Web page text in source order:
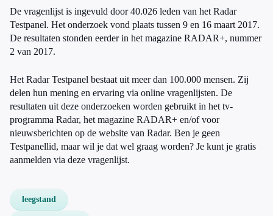
De vragenlijst is ingevuld door 40.026 leden van het Radar
Testpanel. Het onderzoek vond plaats tussen 9 en 16 maart 2017.
De resultaten stonden eerder in het magazine RADAR+, nummer
2 van 2017.
Het Radar Testpanel bestaat uit meer dan 100.000 mensen. Zij
delen hun mening en ervaring via online vragenlijsten. De
resultaten uit deze onderzoeken worden gebruikt in het tv-
programma Radar, het magazine RADAR+ en/of voor
nieuwsberichten op de website van Radar. Ben je geen
Testpanellid, maar wil je dat wel graag worden? Je kunt je gratis
aanmelden via deze vragenlijst.
leegstand